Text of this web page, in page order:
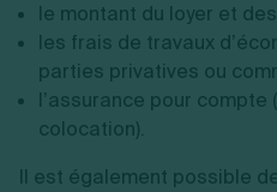
le montant du loyer et
les frais de travaux
parties privatives ou
l’assurance pour compte
colocation).
Il est également possible